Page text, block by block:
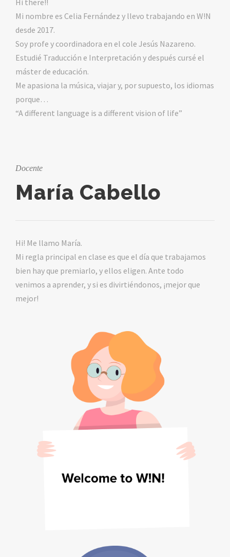
Mi nombre es Celia Fernández y llevo trabajando en W!N
desde 2017.
Soy profe y coordinadora en el cole Jesús Nazareno.
Estudié Traducción e Interpretación y después cursé el
máster de educación.
Me apasiona la música, viajar y, por supuesto, los idiomas
porque…
“A different language is a different vision of life”
Docente
María Cabello
Hi! Me llamo María.
Mi regla principal en clase es que el día que trabajamos
bien hay que premiarlo, y ellos eligen. Ante todo
venimos a aprender, y si es divirtiéndonos, ¡mejor que
mejor!